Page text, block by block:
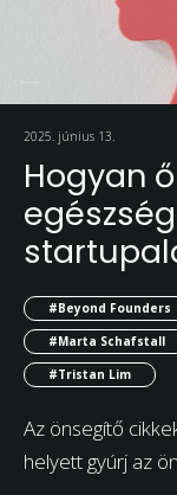
2025. június 13.
Hogyan
#Beyond Founders
#Marta Schafstall
#Tristan Lim
Az önsegítő
helyett gyúrj az